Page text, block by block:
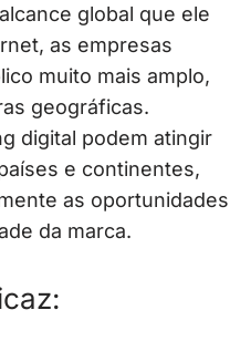
global que ele
as empresas
muito mais amplo,
geográficas.
digital podem atingir
e continentes,
as oportunidades
da marca.